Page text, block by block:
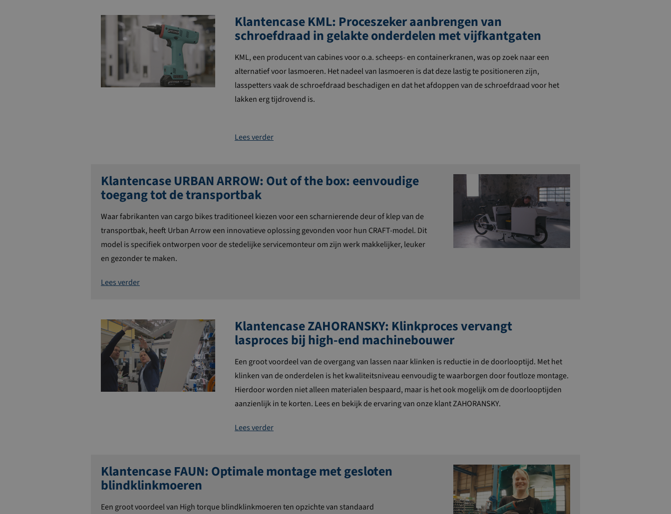
Klantencase KML: Proceszeker aanbrengen van
schroefdraad in gelakte onderdelen met vijfkantgaten
KML, een producent van cabines voor o.a. scheeps- en containerkranen, was op zoek naar een
alternatief voor lasmoeren. Het nadeel van lasmoeren is dat deze lastig te positioneren zijn,
lasspetters vaak de schroefdraad beschadigen en dat het afdoppen van de schroefdraad voor het
lakken erg tijdrovend is.
Lees verder
Klantencase URBAN ARROW: Out of the box: eenvoudige
toegang tot de transportbak
Waar fabrikanten van cargo bikes traditioneel kiezen voor een scharnierende deur of klep van de
transportbak, heeft Urban Arrow een innovatieve oplossing gevonden voor hun CRAFT-model. Dit
model is specifiek ontworpen voor de stedelijke servicemonteur om zijn werk makkelijker, leuker
en gezonder te maken.
Lees verder
Klantencase ZAHORANSKY: Klinkproces vervangt
lasproces bij high-end machinebouwer
Een groot voordeel van de overgang van lassen naar klinken is reductie in de doorlooptijd. Met het
klinken van de onderdelen is het kwaliteitsniveau eenvoudig te waarborgen door foutloze montage.
Hierdoor worden niet alleen materialen bespaard, maar is het ook mogelijk om de doorlooptijden
aanzienlijk in te korten. Lees en bekijk de ervaring van onze klant ZAHORANSKY.
Lees verder
Klantencase FAUN: Optimale montage met gesloten
blindklinkmoeren
Een groot voordeel van High torque blindklinkmoeren ten opzichte van standaard